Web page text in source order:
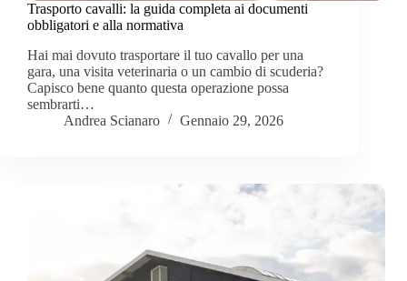
Trasporto cavalli: la guida completa ai documenti
obbligatori e alla normativa
Hai mai dovuto trasportare il tuo cavallo per una
gara, una visita veterinaria o un cambio di scuderia?
Capisco bene quanto questa operazione possa
sembrarti…
Andrea Scianaro
Gennaio 29, 2026